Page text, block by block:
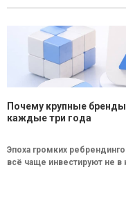
Почему крупные
каждые три года
Эпоха громких
всё чаще инвестируют не